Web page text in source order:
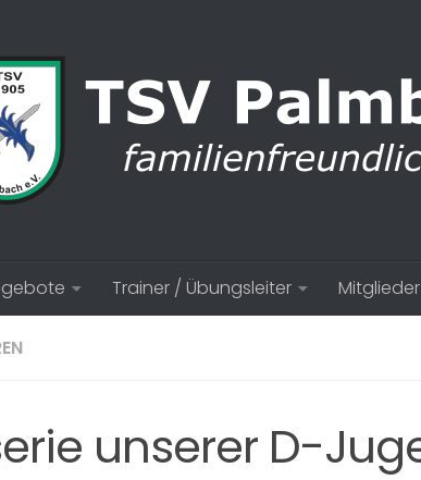
Trainer / Übungsleiter Mitglieder
unserer D-